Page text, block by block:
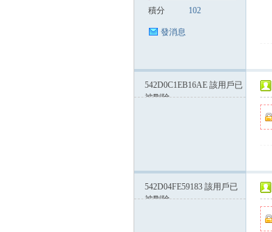
積分 102
發消息
542D0C1EB16AE 該用戶已
被刪除
542D04FE59183 該用戶已
被刪除